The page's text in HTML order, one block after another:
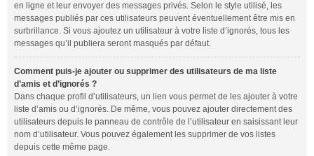
en ligne et leur envoyer des messages privés. Selon le style utilisé, les
messages publiés par ces utilisateurs peuvent éventuellement être mis en
surbrillance. Si vous ajoutez un utilisateur à votre liste d’ignorés, tous les
messages qu’il publiera seront masqués par défaut.
Comment puis-je ajouter ou supprimer des utilisateurs de ma liste
d’amis et d’ignorés ?
Dans chaque profil d’utilisateurs, un lien vous permet de les ajouter à votre
liste d’amis ou d’ignorés. De même, vous pouvez ajouter directement des
utilisateurs depuis le panneau de contrôle de l’utilisateur en saisissant leur
nom d’utilisateur. Vous pouvez également les supprimer de vos listes
depuis cette même page.